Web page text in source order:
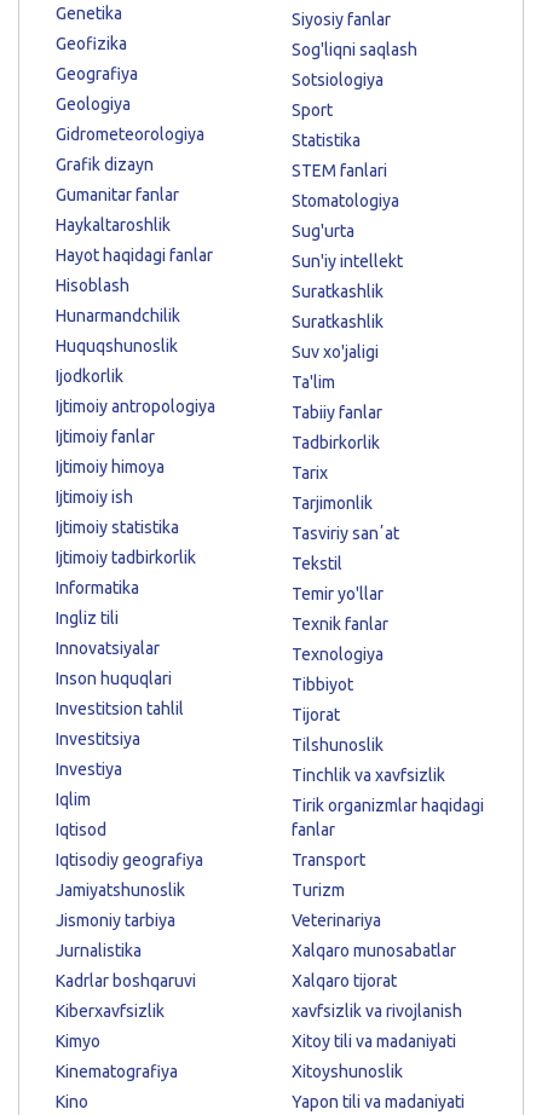
Genetika
Geofizika
Geografiya
Geologiya
Gidrometeorologiya
Grafik dizayn
Gumanitar fanlar
Haykaltaroshlik
Hayot haqidagi fanlar
Hisoblash
Hunarmandchilik
Huquqshunoslik
Ijodkorlik
Ijtimoiy antropologiya
Ijtimoiy fanlar
Ijtimoiy himoya
Ijtimoiy ish
Ijtimoiy statistika
Ijtimoiy tadbirkorlik
Informatika
Ingliz tili
Innovatsiyalar
Inson huquqlari
Investitsion tahlil
Investitsiya
Investiya
Iqlim
Iqtisod
Iqtisodiy geografiya
Jamiyatshunoslik
Jismoniy tarbiya
Jurnalistika
Kadrlar boshqaruvi
Kiberxavfsizlik
Kimyo
Kinematografiya
Kino
Siyosiy fanlar
Sog'liqni saqlash
Sotsiologiya
Sport
Statistika
STEM fanlari
Stomatologiya
Sug'urta
Sun'iy intellekt
Suratkashlik
Suratkashlik
Suv xo'jaligi
Ta'lim
Tabiiy fanlar
Tadbirkorlik
Tarix
Tarjimonlik
Tasviriy sanʼat
Tekstil
Temir yo'llar
Texnik fanlar
Texnologiya
Tibbiyot
Tijorat
Tilshunoslik
Tinchlik va xavfsizlik
Tirik organizmlar haqidagi
fanlar
Transport
Turizm
Veterinariya
Xalqaro munosabatlar
Xalqaro tijorat
xavfsizlik va rivojlanish
Xitoy tili va madaniyati
Xitoyshunoslik
Yapon tili va madaniyati